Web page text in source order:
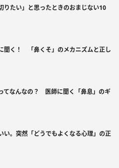
りたい」と思ったときのおまじない10
聞く！ 「鼻くそ」のメカニズムと正し
てなんなの？ 医師に聞く「鼻息」のギ
い。突然「どうでもよくなる心理」の正